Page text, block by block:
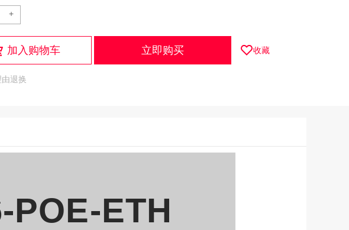
+
加入购物车 立即购买 收藏
退换
POE-ETH